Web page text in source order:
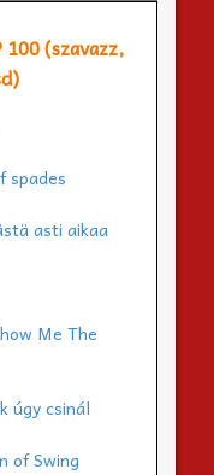
(szavazz,
spades
asti aikaa
Me The
úgy csinál
of Swing